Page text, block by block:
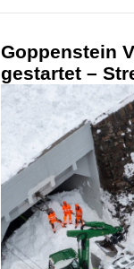
Goppenstein
gestartet –